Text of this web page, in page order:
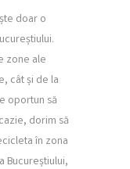
doar o
zone ale
cât și de la
oportun să
dorim să
în zona
Bucureștiului,